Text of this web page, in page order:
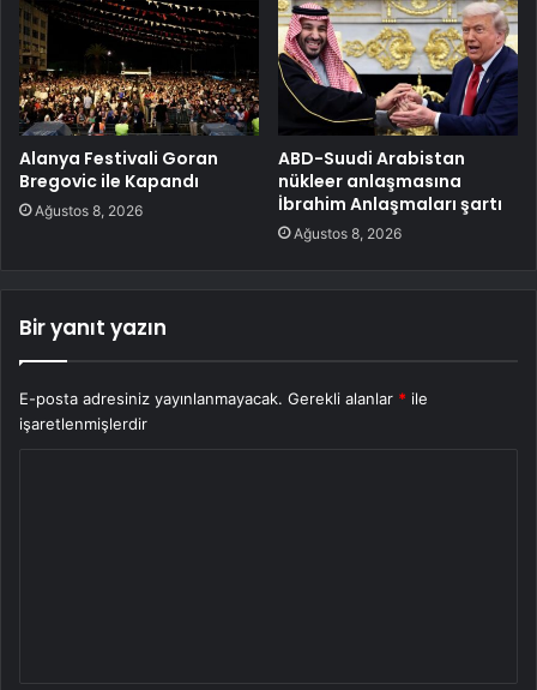
Alanya Festivali Goran
Bregovic ile Kapandı
Ağustos 8, 2026
ABD-Suudi Arabistan
nükleer anlaşmasına
İbrahim Anlaşmaları şartı
Ağustos 8, 2026
Bir yanıt yazın
E-posta adresiniz yayınlanmayacak. Gerekli alanlar * ile
işaretlenmişlerdir